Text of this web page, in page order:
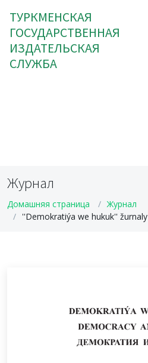
ТУРКМЕНСКАЯ
ГОСУДАРСТВЕННАЯ
ИЗДАТЕЛЬСКАЯ
СЛУЖБА
Журнал
Домашняя страница
Журнал
''Demokratiýa we hukuk'' žurnaly